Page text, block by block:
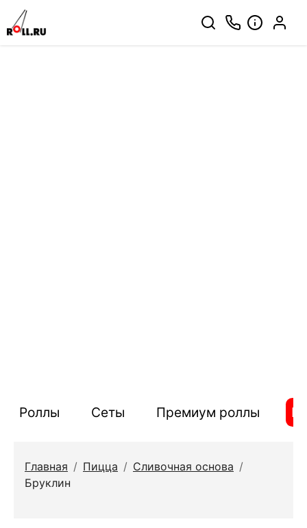
Роллы Сеты Премиум роллы
Главная / Пицца / Сливочная основа /
Бруклин